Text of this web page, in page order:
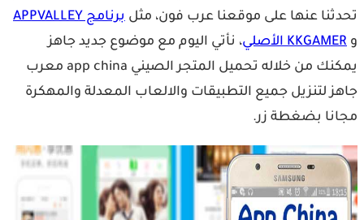
تحدثنا عنها على موقعنا عرب فون، مثل برنامج APPVALLEY
و KKGAMER الأصلي
، نأتي اليوم مع موضوع جديد جاهز
يمكنك من خلاله تحميل المتجر الصيني app china معرب
جاهز لتنزيل جميع التطبيقات والالعاب المعدلة والمهكرة
مجانا بضغطة زر.